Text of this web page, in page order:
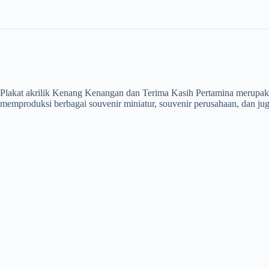
Plakat akrilik Kenang Kenangan dan Terima Kasih Pertamina
memproduksi berbagai souvenir miniatur, souvenir perusahaan, dan